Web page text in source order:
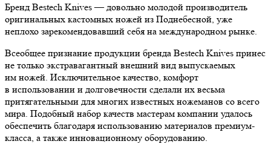
Бренд Bestech Knives — довольно молодой производитель
оригинальных кастомных ножей из Поднебесной, уже
неплохо зарекомендовавший себя на международном рынке.
Всеобщее признание продукции бренда Bestech Knives принес
не только экстравагантный внешний вид выпускаемых
им ножей. Исключительное качество, комфорт
в использовании и долговечности сделали их весьма
притягательными для многих известных ножеманов со всего
мира. Подобный набор качеств мастерам компании удалось
обеспечить благодаря использованию материалов премиум-
класса, а также инновационному оборудованию.